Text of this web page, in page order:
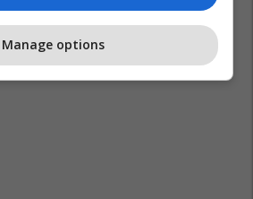
Manage options